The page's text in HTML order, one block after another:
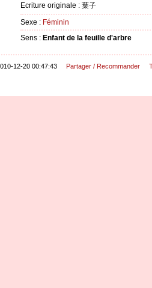
Ecriture originale : 葉子
Sexe : Féminin
Sens : Enfant de la feuille d'arbre
12-20 00:47:43 Partager / Recommander